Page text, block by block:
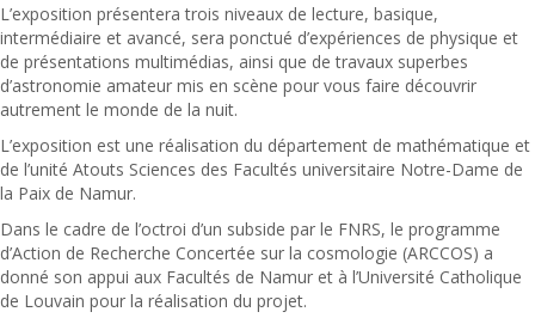
L’exposition présentera trois niveaux de lecture, basique,
intermédiaire et avancé, sera ponctué d’expériences de physique et
de présentations multimédias, ainsi que de travaux superbes
d’astronomie amateur mis en scène pour vous faire découvrir
autrement le monde de la nuit.
L’exposition est une réalisation du département de mathématique et
de l’unité Atouts Sciences des Facultés universitaire Notre-Dame de
la Paix de Namur.
Dans le cadre de l’octroi d’un subside par le FNRS, le programme
d’Action de Recherche Concertée sur la cosmologie (ARCCOS) a
donné son appui aux Facultés de Namur et à l’Université Catholique
de Louvain pour la réalisation du projet.